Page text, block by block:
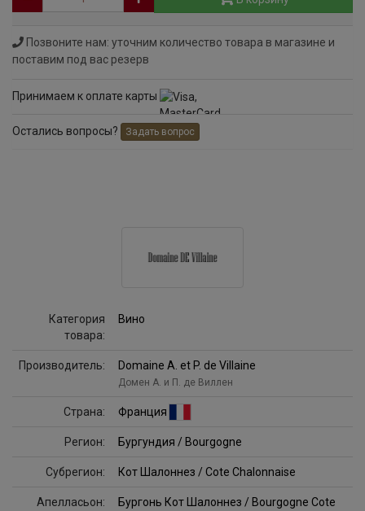
Позвоните нам: уточним количество товара в магазине и
поставим под вас резерв
Принимаем к оплате карты
Остались вопросы? Задать вопрос
Категория
товара:
Вино
Производитель: Domaine A. et P. de Villaine
Домен А. и П. де Виллен
Страна: Франция
Регион: Бургундия / Bourgogne
Субрегион: Кот Шалоннез / Cote Chalonnaise
Апелласьон:
Бургонь Кот Шалоннез / Bourgogne Cote